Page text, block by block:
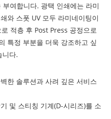
여합니다. 광택 인쇄에는 라미
와 스폿 UV 모두 라미네이팅이
적층 후 Post Press 공정으로
특정 부분을 더욱 강조하고 싶
니다.
한 솔루션과 사려 깊은 서비스
및 스티칭 기계(D-시리즈)를 소